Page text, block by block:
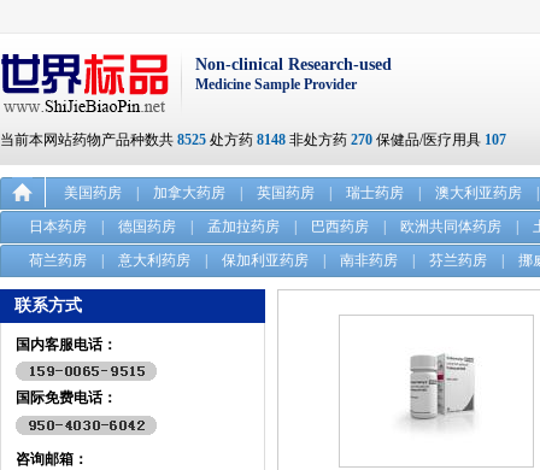
Non-clinical Research-used
Medicine Sample Provider
当前本网站药物产品种数共 8525 处方药 8148 非处方药 270 保健品/医疗用具 107
美国药房 加拿大药房 英国药房 瑞士药房 澳大利亚药房
日本药房
德国药房 孟加拉药房 巴西药房 欧洲共同体药房
荷兰药房
意大利药房 保加利亚药房 南非药房 芬兰药房 挪
联系方式
国内客服电话：
国际免费电话：
咨询邮箱：